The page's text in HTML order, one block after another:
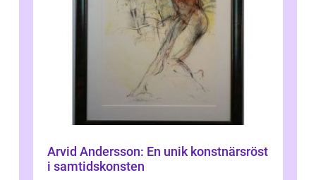
Arvid Andersson: En unik konstnärsröst
i samtidskonsten